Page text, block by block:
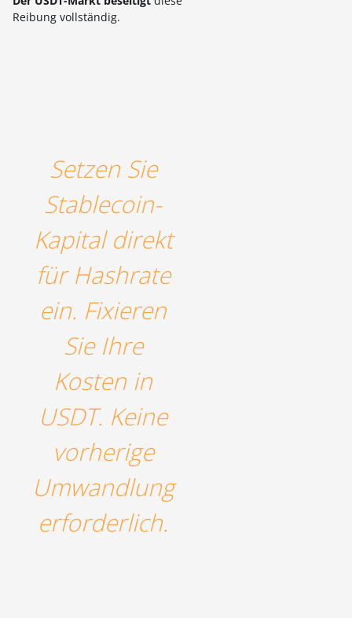
Reibung vollständig.
Setzen Sie
Stablecoin-
Kapital direkt
für Hashrate
ein. Fixieren
Sie Ihre
Kosten in
USDT. Keine
vorherige
Umwandlung
erforderlich.